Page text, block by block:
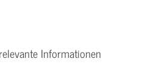
Informationen